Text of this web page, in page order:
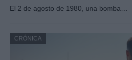
El 2 de agosto de 1980, una bomba…
CRÓNICA